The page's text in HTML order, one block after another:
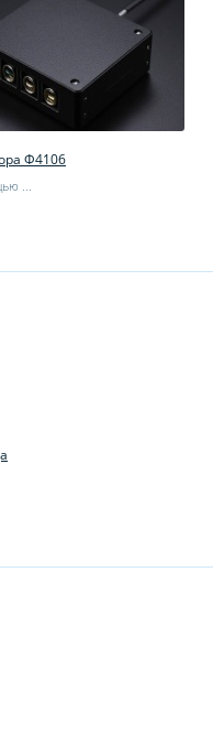
Ф4106
...